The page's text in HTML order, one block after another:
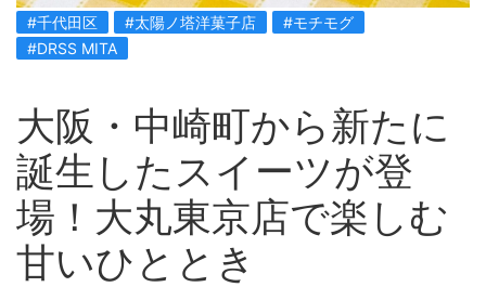
#千代田区 #太陽ノ塔洋菓子店
#モチモグ
#DRSS MITA
大阪・中崎町から新たに
誕生したスイーツが登
場！大丸東京店で楽しむ
甘いひととき